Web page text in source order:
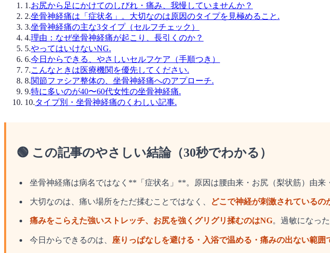
1 .お尻から足にかけてのしびれ・痛み、我慢していませんか？
2.坐骨神経痛は「症状名」。大切なのは原因のタイプを見極めること.
3.坐骨神経痛の主な3タイプ（セルフチェック）
4.理由：なぜ坐骨神経痛が起こり、長引くのか？
5.やってはいけないNG.
6.今日からできる、やさしいセルフケア（手順つき）
7.こんなときは医療機関を優先してください.
8.関節ファシア整体の、坐骨神経痛へのアプローチ.
9.特に多いのが40〜60代女性の坐骨神経痛.
10.タイプ別・坐骨神経痛のくわしい記事.
🟢 この記事のやさしい結論（30秒でわかる）
坐骨神経痛は病名ではなく**「症状名」**。原因は腰由来・お尻（梨状筋）由来
大切なのは、痛い場所をただ揉むことではなく、 どこで神経が刺激されているの
痛みをこらえた強いストレッチ、お尻を強くグリグリ揉むのはNG。過敏になっ
今日からできるのは、 座りっぱなしを避ける・入浴で温める・痛みの出ない範囲